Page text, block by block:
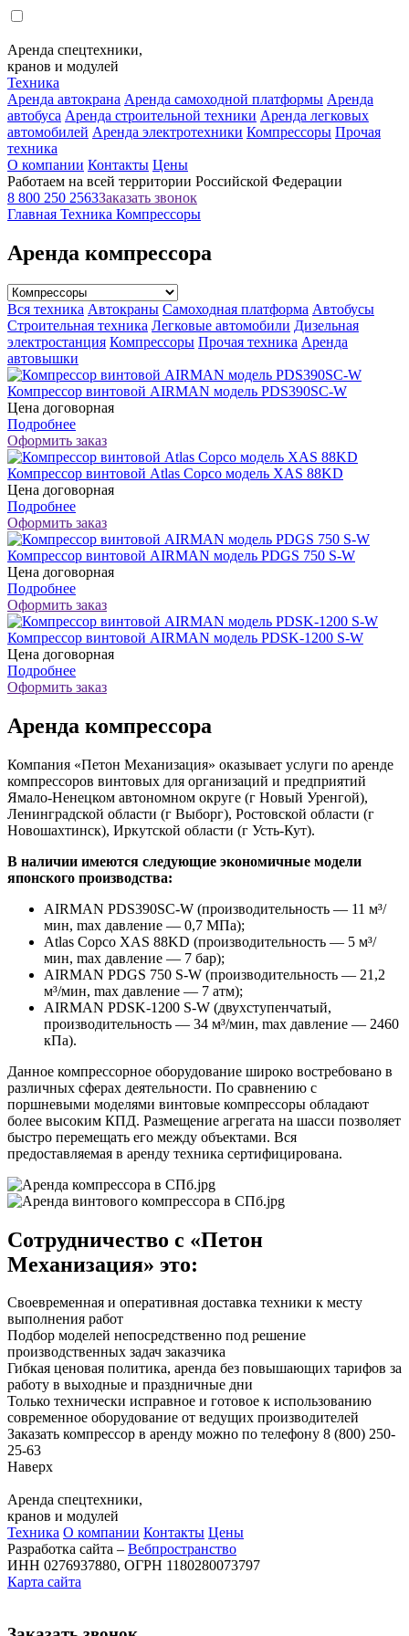
Аренда спецтехники,
кранов и модулей
Техника
Аренда автокрана Аренда самоходной платформы Аренда
автобуса Аренда строительной техники Аренда легковых
автомобилей Аренда электротехники Компрессоры Прочая
техника
О компании Контакты Цены
Работаем на всей территории Российской Федерации
8 800 250 2563Заказать звонок
Главная Техника Компрессоры
Аренда компрессора
Вся техника Автокраны Самоходная платформа Автобусы
Строительная техника Легковые автомобили Дизельная
электростанция Компрессоры Прочая техника Аренда
автовышки
Компрессор винтовой AIRMAN модель PDS390SC-W
Цена договорная
Подробнее
Оформить заказ
Компрессор винтовой Atlas Copco модель XAS 88KD
Цена договорная
Подробнее
Оформить заказ
Компрессор винтовой AIRMAN модель PDGS 750 S-W
Цена договорная
Подробнее
Оформить заказ
Компрессор винтовой AIRMAN модель PDSK-1200 S-W
Цена договорная
Подробнее
Оформить заказ
Аренда компрессора
Компания «Петон Механизация» оказывает услуги по аренде
компрессоров винтовых для организаций и предприятий
Ямало-Ненецком автономном округе (г Новый Уренгой),
Ленинградской области (г Выборг), Ростовской области (г
Новошахтинск), Иркутской области (г Усть-Кут).
В наличии имеются следующие экономичные модели
японского производства:
AIRMAN PDS390SC-W (производительность — 11 м³/
мин, max давление — 0,7 МПа);
Atlas Copco XAS 88KD (производительность — 5 м³/
мин, max давление — 7 бар);
AIRMAN PDGS 750 S-W (производительность — 21,2
м³/мин, max давление — 7 атм);
AIRMAN PDSK-1200 S-W (двухступенчатый,
производительность — 34 м³/мин, max давление — 2460
кПа).
Данное компрессорное оборудование широко востребовано в
различных сферах деятельности. По сравнению с
поршневыми моделями винтовые компрессоры обладают
более высоким КПД. Размещение агрегата на шасси позволяет
быстро перемещать его между объектами. Вся
предоставляемая в аренду техника сертифицирована.
Сотрудничество с «Петон
Механизация» это:
Своевременная и оперативная доставка техники к месту
выполнения работ
Подбор моделей непосредственно под решение
производственных задач заказчика
Гибкая ценовая политика, аренда без повышающих тарифов за
работу в выходные и праздничные дни
Только технически исправное и готовое к использованию
современное оборудование от ведущих производителей
Заказать компрессор в аренду можно по телефону 8 (800) 250-
25-63
Наверх
Аренда спецтехники,
кранов и модулей
Техника О компании Контакты Цены
Разработка сайта – Вебпространство
ИНН 0276937880, ОГРН 1180280073797
Карта сайта